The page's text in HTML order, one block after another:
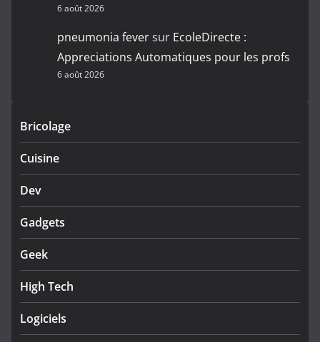
6 août 2026
pneumonia feversur EcoleDirecte :
Appreciations Automatiques pour les profs
6 août 2026
Bricolage
Cuisine
Dev
Gadgets
Geek
High Tech
Logiciels